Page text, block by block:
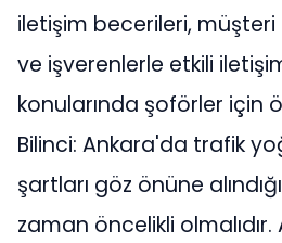
iletişim becerileri, müşteri
ve işverenlerle etkili
konularında şoförler için
Bilinci: Ankara'da trafik
şartları göz önüne
zaman öncelikli